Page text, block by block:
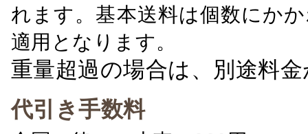
れます。基本送料は個数にか
適用となります。
重量超過の場合は、別途料
代引き手数料